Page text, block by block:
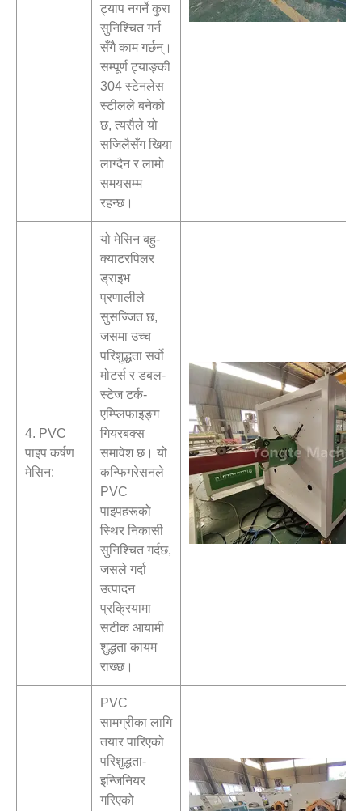
ट्याप नगर्ने कुरा
सुनिश्चित गर्न
सँगै काम गर्छन्।
सम्पूर्ण ट्याङ्की
304 स्टेनलेस
स्टीलले बनेको
छ, त्यसैले यो
सजिलैसँग खिया
लाग्दैन र लामो
समयसम्म
रहन्छ।
4. PVC
पाइप कर्षण
मेसिन:
यो मेसिन बहु-
क्याटरपिलर
ड्राइभ
प्रणालीले
सुसज्जित छ,
जसमा उच्च
परिशुद्धता सर्वो
मोटर्स र डबल-
स्टेज टर्क-
एम्प्लिफाइङ्ग
गियरबक्स
समावेश छ। यो
कन्फिगरेसनले
PVC
पाइपहरूको
स्थिर निकासी
सुनिश्चित गर्दछ,
जसले गर्दा
उत्पादन
प्रक्रियामा
सटीक आयामी
शुद्धता कायम
राख्छ।
PVC
सामग्रीका लागि
तयार पारिएको
परिशुद्धता-
इन्जिनियर
गरिएको